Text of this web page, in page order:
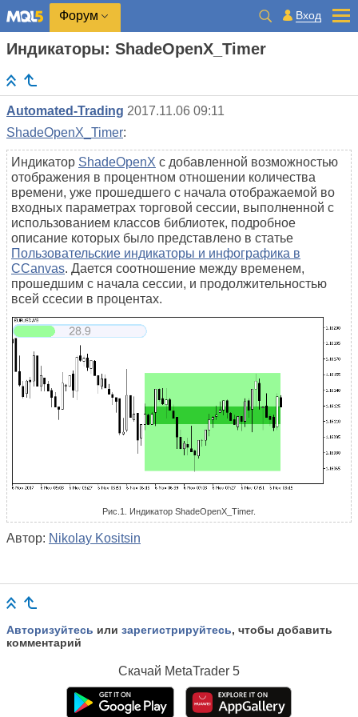
Форум Вход
Индикаторы: ShadeOpenX_Timer
Automated-Trading 2017.11.06 09:11
ShadeOpenX_Timer:
Индикатор ShadeOpenX с добавленной возможностью
отображения в процентном отношении количества
времени, уже прошедшего с начала отображаемой во
входных параметрах торговой сессии, выполненной с
использованием классов библиотек, подробное
описание которых было представлено в статье
Пользовательские индикаторы и инфографика в
CCanvas. Дается соотношение между временем,
прошедшим с начала сессии, и продолжительностью
всей ссесии в процентах.
Рис.1. Индикатор ShadeOpenX_Timer.
Автор: Nikolay Kositsin
Авторизуйтесь или зарегистрируйтесь, чтобы добавить
комментарий
Скачай MetaTrader 5